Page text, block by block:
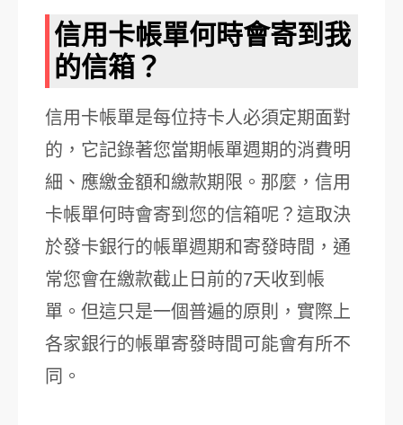
信用卡帳單何時會寄到我
的信箱？
信用卡帳單是每位持卡人必須定期面對
的，它記錄著您當期帳單週期的消費明
細、應繳金額和繳款期限。那麼，信用
卡帳單何時會寄到您的信箱呢？這取決
於發卡銀行的帳單週期和寄發時間，通
常您會在繳款截止日前的7天收到帳
單。但這只是一個普遍的原則，實際上
各家銀行的帳單寄發時間可能會有所不
同。